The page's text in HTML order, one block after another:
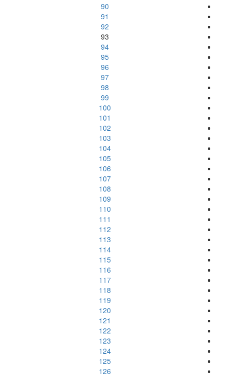
90
91
92
93
94
95
96
97
98
99
100
101
102
103
104
105
106
107
108
109
110
111
112
113
114
115
116
117
118
119
120
121
122
123
124
125
126